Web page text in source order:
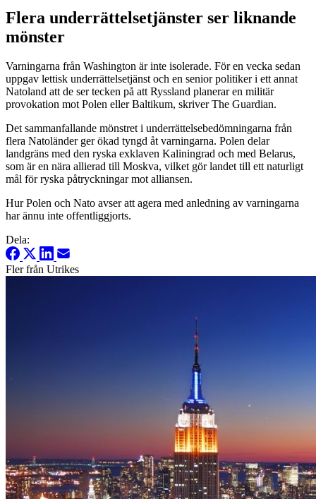
Flera underrättelsetjänster ser liknande
mönster
Varningarna från Washington är inte isolerade. För en vecka sedan
uppgav lettisk underrättelsetjänst och en senior politiker i ett annat
Natoland att de ser tecken på att Ryssland planerar en militär
provokation mot Polen eller Baltikum, skriver The Guardian.
Det sammanfallande mönstret i underrättelsebedömningarna från
flera Natoländer ger ökad tyngd åt varningarna. Polen delar
landgräns med den ryska exklaven Kaliningrad och med Belarus,
som är en nära allierad till Moskva, vilket gör landet till ett naturligt
mål för ryska påtryckningar mot alliansen.
Hur Polen och Nato avser att agera med anledning av varningarna
har ännu inte offentliggjorts.
Dela:
Fler från Utrikes